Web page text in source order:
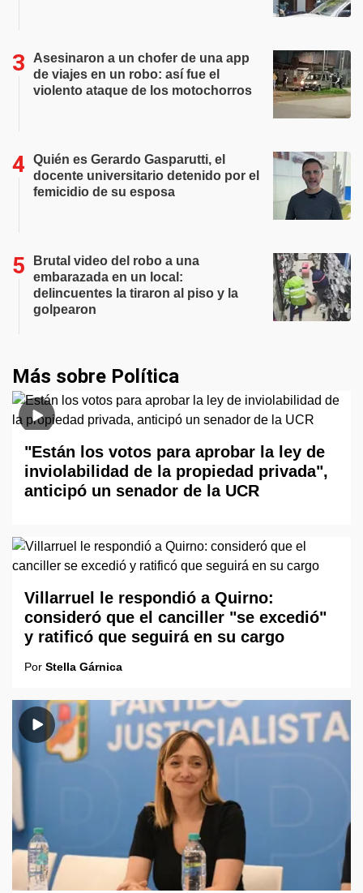
Asesinaron a un chofer de una app
de viajes en un robo: así fue el
violento ataque de los motochorros
Quién es Gerardo Gasparutti, el
docente universitario detenido por el
femicidio de su esposa
Brutal video del robo a una
embarazada en un local:
delincuentes la tiraron al piso y la
golpearon
Más sobre Política
"Están los votos para aprobar la ley de
inviolabilidad de la propiedad privada",
anticipó un senador de la UCR
Villarruel le respondió a Quirno:
consideró que el canciller "se excedió"
y ratificó que seguirá en su cargo
Por Stella Gárnica